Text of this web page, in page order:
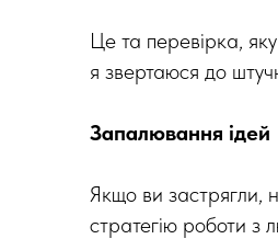
Це та перевірка,
я звертаюся до
Запалювання ідей
Якщо ви застрягли,
стратегію роботи з